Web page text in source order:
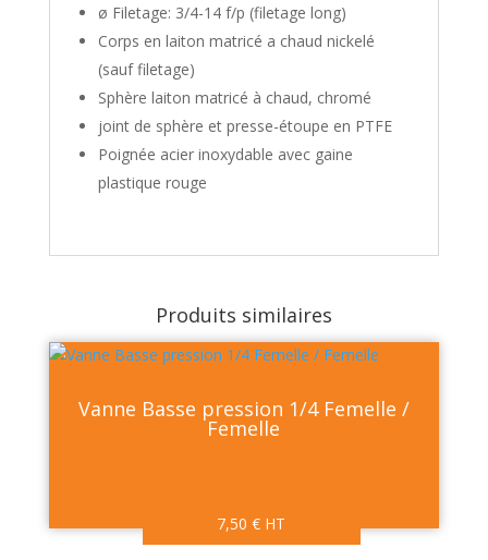
ø Filetage: 3/4-14 f/p (filetage long)
Corps en laiton matricé a chaud nickelé
(sauf filetage)
Sphère laiton matricé à chaud, chromé
joint de sphère et presse-étoupe en PTFE
Poignée acier inoxydable avec gaine
plastique rouge
Produits similaires
Vanne Basse pression 1/4 Femelle /
Femelle
7,50€ HT